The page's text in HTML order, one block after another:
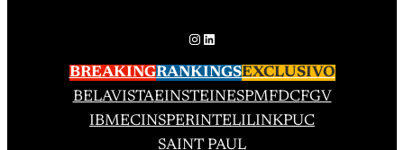
Instagram
LinkedIn
BREAKINGRANKINGSEXCLUSIVO
BELAVISTAEINSTEINESPMFDCFGV
IBMECINSPERINTELILINKPUC
SAINT PAUL